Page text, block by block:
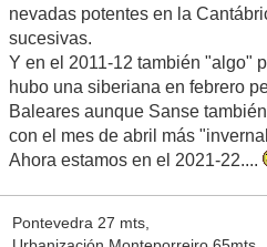
nevadas potentes en la
sucesivas.
Y en el 2011-12 también "algo"
hubo una siberiana en febrero
Baleares aunque Sanse
con el mes de abril más
Ahora estamos en el 2021-22....
Pontevedra 27 mts,